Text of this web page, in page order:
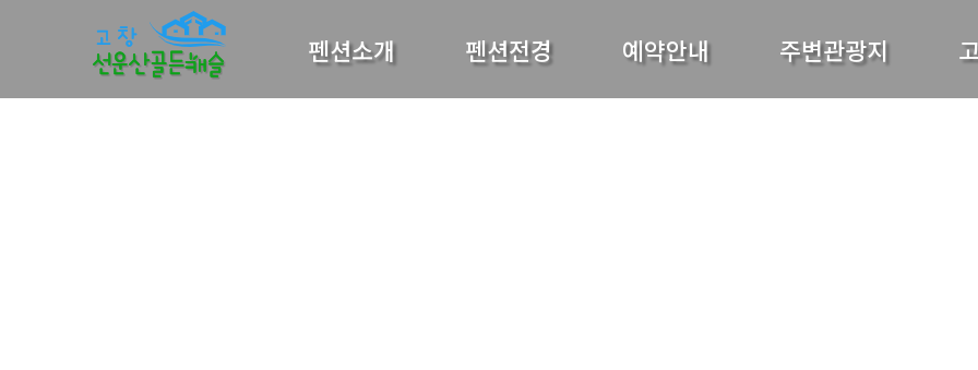
펜션소개 펜션전경 예약안내 주변관광지
선운산골든캐슬